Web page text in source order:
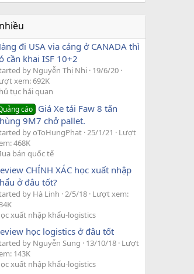
đi USA via cảng ở CANADA thì
cần khai ISF 10+2
by Nguyễn Thị Nhi 19/6/20
xem: 692K
tục hải quan
cáo Giá Xe tải Faw 8 tấn
9M7 chở pallet.
by oToHungPhat 25/1/21
Lượt
468K
bán quốc tế
CHÍNH XÁC học xuất nhập
ở đâu tốt?
by Hà Linh 2/5/18 Lượt xem:
xuất nhập khẩu-logistics
học logistics ở đâu tốt
by Nguyễn Sung 13/10/18 Lượt
143K
xuất nhập khẩu-logistics